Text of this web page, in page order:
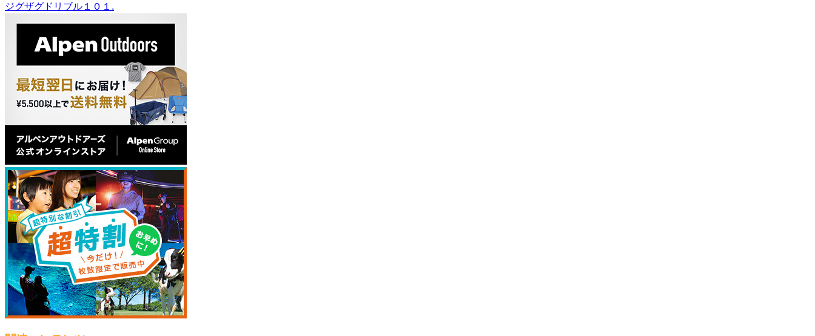
ジグザグドリブル１０１.